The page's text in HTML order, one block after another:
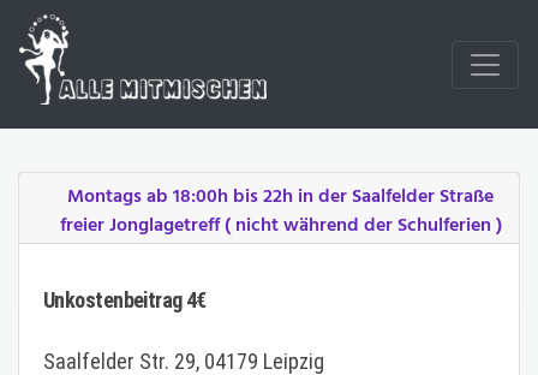
Montags ab 18:00h bis 22h in der Saalfelder Straße
freier Jonglagetreff ( nicht während der Schulferien )
Unkostenbeitrag 4€
Saalfelder Str. 29, 04179 Leipzig